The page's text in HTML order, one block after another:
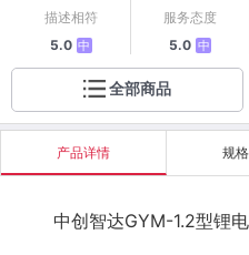
描述相符
5.0 中
服务态度
5.0 中
全部商品
产品详情 规
中创智达GYM-1.2型锂电